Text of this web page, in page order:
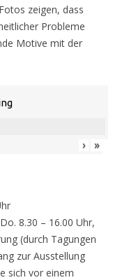
zeigen, dass
Probleme
Motive mit der
› »
8.30 – 16.00 Uhr,
(durch Tagungen
zur Ausstellung
sich vor einem